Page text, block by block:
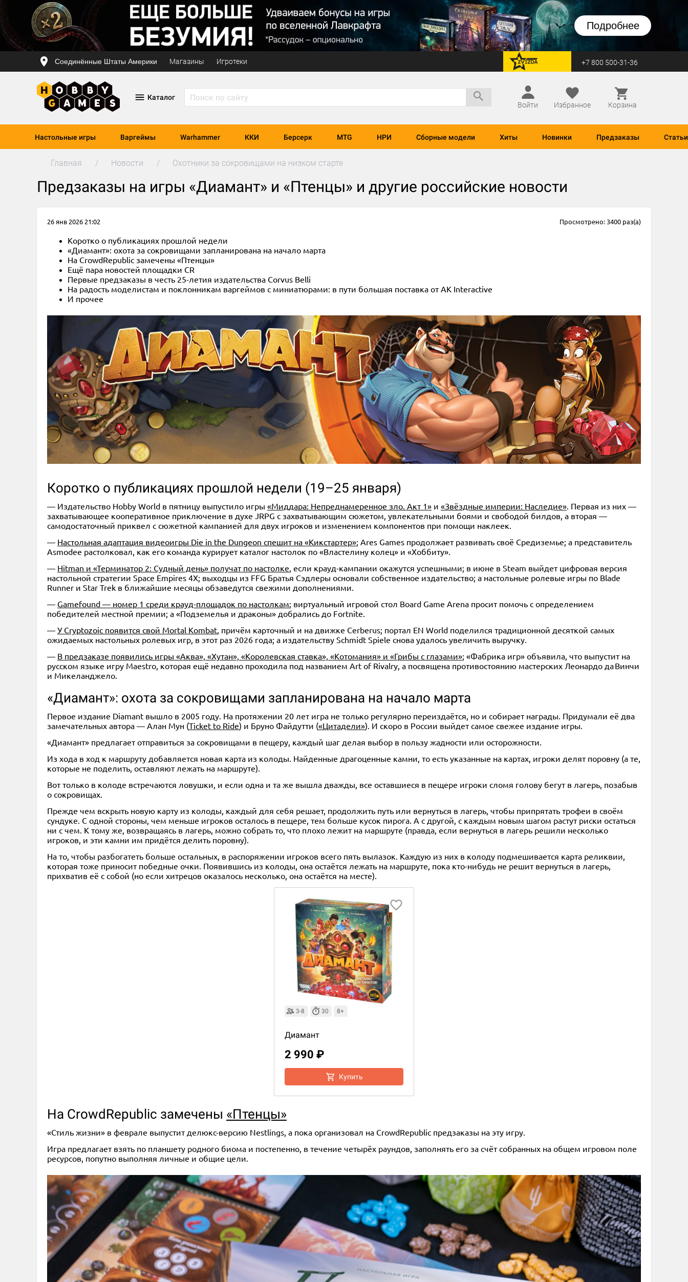
Подробнее
Соединённые Штаты Америки Магазины Игротеки перейти на Zvezda +7 800 500-31-36
Каталог
Войти
Избранное Корзина
Настольные игры Варгеймы Warhammer ККИ Берсерк MTG НРИ Сборные модели Хиты Новинки Предзаказы Статьи
Главная Новости Охотники за сокровищами на низком старте
Предзаказы на игры «Диамант» и «Птенцы» и другие российские новости
26 янв 2026 21:02 Просмотрено: 3400 раз(а)
Коротко о публикациях прошлой недели
«Диамант»: охота за сокровищами запланирована на начало марта
На CrowdRepublic замечены «Птенцы»
Ещё пара новостей площадки CR
Первые предзаказы в честь 25-летия издательства Corvus Belli
На радость моделистам и поклонникам варгеймов с миниатюрами: в пути большая поставка от AK Interactive
И прочее
Коротко о публикациях прошлой недели (19–25 января)
— Издательство Hobby World в пятницу выпустило игры «Миддара: Непреднамеренное зло. Акт 1» и «Звёздные империи: Наследие» . Первая из них —
захватывающее кооперативное приключение в духе JRPG с захватывающим сюжетом, увлекательными боями и свободой билдов, а вторая —
самодостаточный приквел с сюжетной кампанией для двух игроков и изменением компонентов при помощи наклеек.
— Настольная адаптация видеоигры Die in the Dungeon спешит на «Кикстартер»; Ares Games продолжает развивать своё Средиземье; а представитель
Asmodee растолковал, как его команда курирует каталог настолок по «Властелину колец» и «Хоббиту».
— Hitman и «Терминатор 2: Судный день» получат по настолке , если крауд-кампании окажутся успешными; в июне в Steam выйдет цифровая версия
настольной стратегии Space Empires 4X; выходцы из FFG Братья Сэдлеры основали собственное издательство; а настольные ролевые игры по Blade
Runner и Star Trek в ближайшие месяцы обзаведутся свежими дополнениями.
— Gamefound — номер 1 среди крауд-площадок по настолкам; виртуальный игровой стол Board Game Arena просит помочь с определением
победителей местной премии; а «Подземелья и драконы» добрались до Fortnite.
— У Cryptozoic появится свой Mortal Kombat , причём карточный и на движке Cerberus; портал EN World поделился традиционной десяткой самых
ожидаемых настольных ролевых игр, в этот раз 2026 года; а издательству Schmidt Spiele снова удалось увеличить выручку.
— В предзаказе появились игры «Аква», «Хутан», «Королевская ставка», «Котомания» и «Грибы с глазами»; «Фабрика игр» объявила, что выпустит на
русском языке игру Maestro, которая ещё недавно проходила под названием Art of Rivalry, а посвящена противостоянию мастерских Леонардо да Винчи
и Микеланджело.
«Диамант»: охота за сокровищами запланирована на начало марта
Первое издание Diamant вышло в 2005 году. На протяжении 20 лет игра не только регулярно переиздаётся, но и собирает награды. Придумали её два
замечательных автора — Алан Мун (Ticket to Ride) и Бруно Файдутти («Цитадели»). И скоро в России выйдет самое свежее издание игры.
«Диамант» предлагает отправиться за сокровищами в пещеру, каждый шаг делая выбор в пользу жадности или осторожности.
Из хода в ход к маршруту добавляется новая карта из колоды. Найденные драгоценные камни, то есть указанные на картах, игроки делят поровну (а те,
которые не поделить, оставляют лежать на маршруте).
Вот только в колоде встречаются ловушки, и если одна и та же вышла дважды, все оставшиеся в пещере игроки сломя голову бегут в лагерь, позабыв
о сокровищах.
Прежде чем вскрыть новую карту из колоды, каждый для себя решает, продолжить путь или вернуться в лагерь, чтобы припрятать трофеи в своём
сундуке. С одной стороны, чем меньше игроков осталось в пещере, тем больше кусок пирога. А с другой, с каждым новым шагом растут риски остаться
ни с чем. К тому же, возвращаясь в лагерь, можно собрать то, что плохо лежит на маршруте (правда, если вернуться в лагерь решили несколько
игроков, и эти камни им придётся делить поровну).
На то, чтобы разбогатеть больше остальных, в распоряжении игроков всего пять вылазок. Каждую из них в колоду подмешивается карта реликвии,
которая тоже приносит победные очки. Появившись из колоды, она остаётся лежать на маршруте, пока кто-нибудь не решит вернуться в лагерь,
прихватив её с собой (но если хитрецов оказалось несколько, она остаётся на месте).
3-8 30 8+
Диамант
2 990 ₽
Купить
На CrowdRepublic замечены «Птенцы»
«Стиль жизни» в феврале выпустит делюкс-версию Nestlings, а пока организовал на CrowdRepublic предзаказы на эту игру.
Игра предлагает взять по планшету родного биома и постепенно, в течение четырёх раундов, заполнять его за счёт собранных на общем игровом поле
ресурсов, попутно выполняя личные и общие цели.